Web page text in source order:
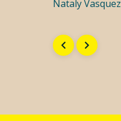
Nataly Vasquez